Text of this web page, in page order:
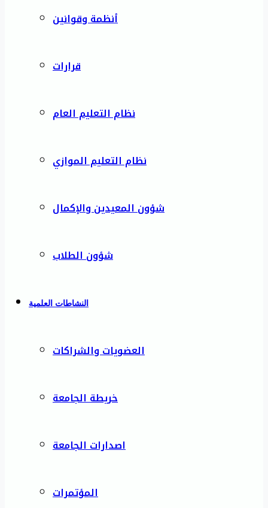
أنظمة وقوانين
قرارات
نظام التعليم العام
نظام التعليم الموازي
شؤون المعيدين والإكمال
شؤون الطلاب
النشاطات العلمية
العضويات والشراكات
خريطة الجامعة
اصدارات الجامعة
المؤتمرات